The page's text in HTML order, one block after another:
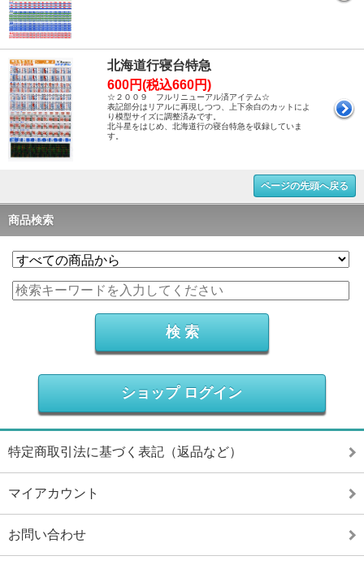
北海道行寝台特急
600円(税込660円)
☆２００９ フルリニューアル済アイテム☆
表記部分はリアルに再現しつつ、上下余白のカットによ
り模型サイズに調整済みです。
北斗星をはじめ、北海道行の寝台特急を収録していま
す。
ページの先頭へ戻る
商品検索
ショップ ログイン
特定商取引法に基づく表記（返品など）
マイアカウント
お問い合わせ